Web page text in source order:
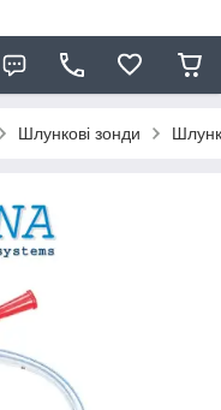
Шлункові зонди